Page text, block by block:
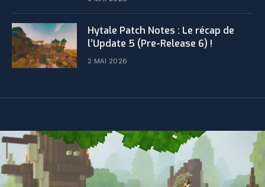
​Hytale Patch Notes : Le récap de
l’Update 5 (Pre-Release 6) !
2 MAI 2026